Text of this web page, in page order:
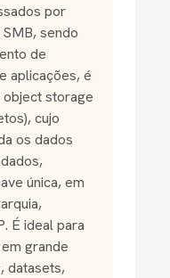
por
sendo
de
aplicações, é
object storage
cujo
os dados
única, em
É ideal para
grande
datasets,